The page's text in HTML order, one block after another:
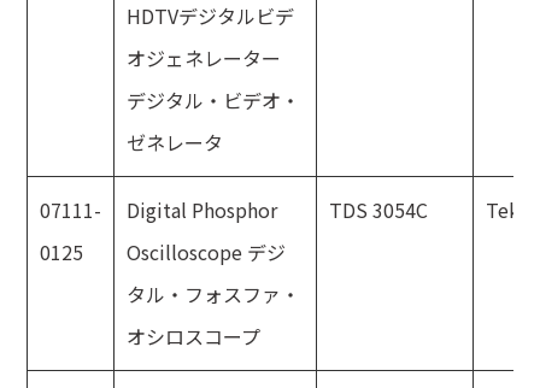
HDTVデジタルビデ
オジェネレーター
デジタル・ビデオ・
ゼネレータ
07111-
0125
Digital Phosphor
Oscilloscope デジ
タル・フォスファ・
オシロスコープ
TDS 3054C